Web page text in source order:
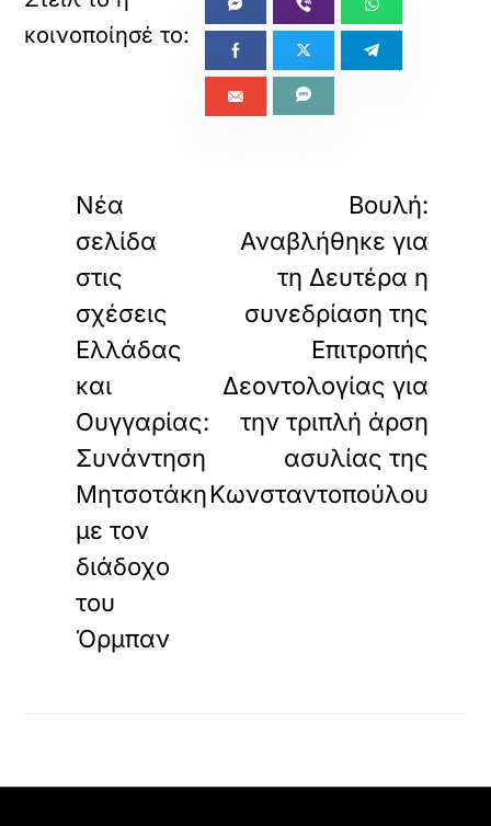
Νέα
σελίδα
στις
σχέσεις
Ελλάδας
και
Ουγγαρίας:
Συνάντηση
Μητσοτάκη
με τον
διάδοχο
του
Όρμπαν
Βουλή:
Αναβλήθηκε για
τη Δευτέρα η
συνεδρίαση της
Επιτροπής
Δεοντολογίας για
την τριπλή άρση
ασυλίας της
Κωνσταντοπούλου